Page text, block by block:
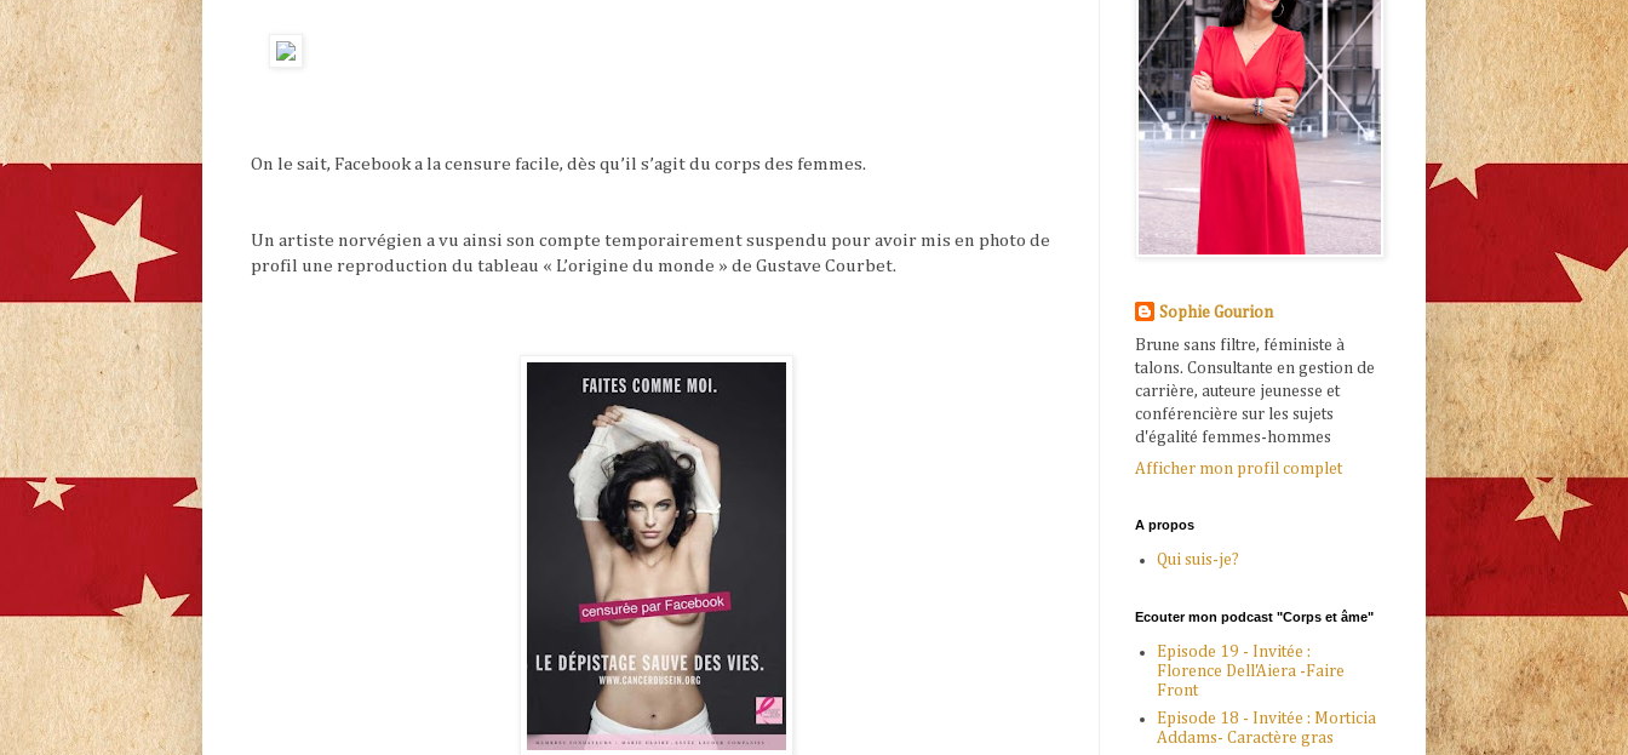
On le sait, Facebook a la censure facile, dès qu’il s’agit du corps des femmes.
Un artiste norvégien a vu ainsi son compte temporairement suspendu pour avoir mis en photo de
profil une reproduction du tableau « L’origine du monde » de Gustave Courbet.
Sophie Gourion
Brune sans filtre, féministe à
talons. Consultante en gestion de
carrière, auteure jeunesse et
conférencière sur les sujets
d'égalité femmes-hommes
Afficher mon profil complet
A propos
Qui suis-je?
Ecouter mon podcast "Corps et âme"
Episode 19 - Invitée :
Florence Dell'Aiera -Faire
Front
Episode 18 - Invitée : Morticia
Addams- Caractère gras